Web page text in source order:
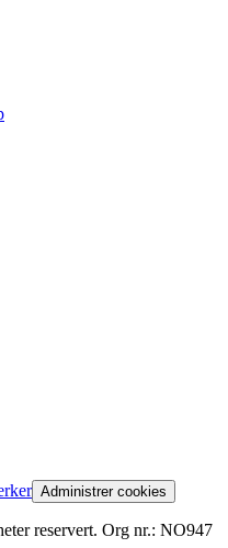
Administrer cookies
reservert. Org nr.: NO947